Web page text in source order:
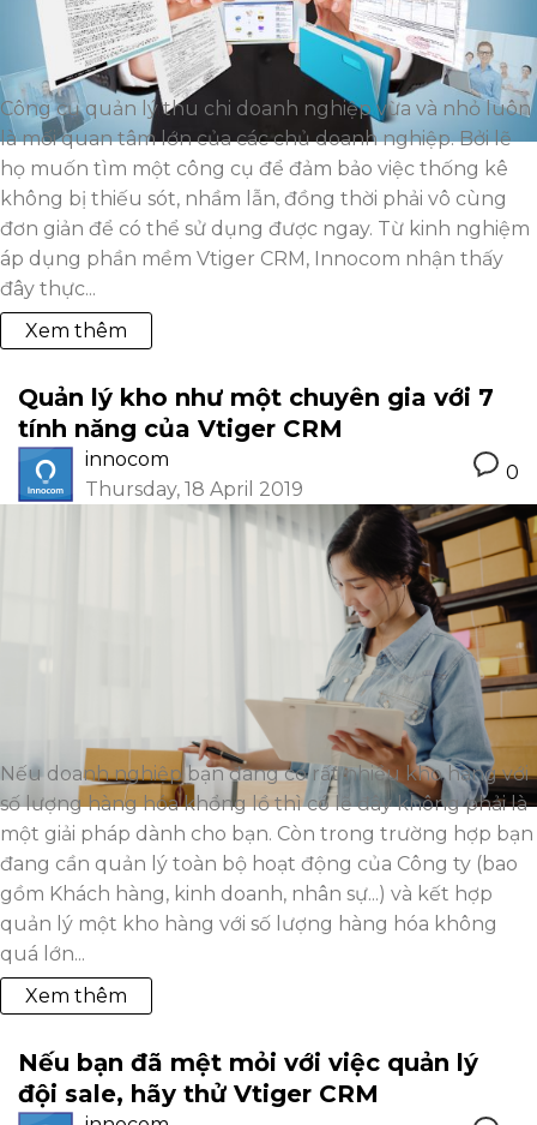
Công cụ quản lý thu chi doanh nghiệp vừa và nhỏ luôn
là mối quan tâm lớn của các chủ doanh nghiệp. Bởi lẽ
họ muốn tìm một công cụ để đảm bảo việc thống kê
không bị thiếu sót, nhầm lẫn, đồng thời phải vô cùng
đơn giản để có thể sử dụng được ngay. Từ kinh nghiệm
áp dụng phần mềm Vtiger CRM, Innocom nhận thấy
đây thực...
Xem thêm
Quản lý kho như một chuyên gia với 7
tính năng của Vtiger CRM
innocom
Thursday, 18 April 2019
0
Nếu doanh nghiệp bạn đang có rất nhiều kho hàng với
số lượng hàng hóa khổng lồ thì có lẽ đây không phải là
một giải pháp dành cho bạn. Còn trong trường hợp bạn
đang cần quản lý toàn bộ hoạt động của Công ty (bao
gồm Khách hàng, kinh doanh, nhân sự...) và kết hợp
quản lý một kho hàng với số lượng hàng hóa không
quá lớn...
Xem thêm
Nếu bạn đã mệt mỏi với việc quản lý
đội sale, hãy thử Vtiger CRM